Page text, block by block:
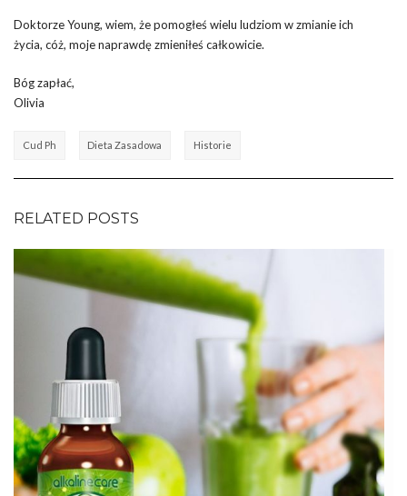
Doktorze Young, wiem, że pomogłeś wielu ludziom w zmianie ich
życia, cóż, moje naprawdę zmieniłeś całkowicie.
Bóg zapłać,
Olivia
Cud Ph Dieta Zasadowa Historie
RELATED POSTS